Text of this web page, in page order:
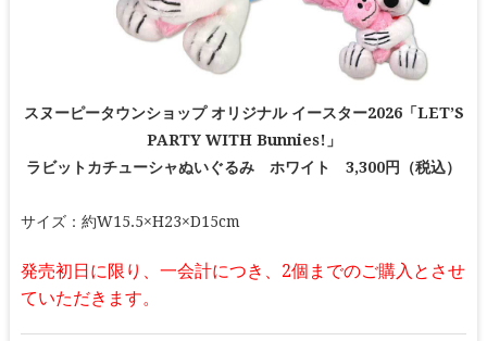
スヌーピータウンショップ オリジナル イースター2026「LET’S
PARTY WITH Bunnies!」
ラビットカチューシャぬいぐるみ ホワイト 3,300円（税込）
サイズ：約W15.5×H23×D15cm
発売初日に限り、一会計につき、2個までのご購入とさせ
ていただきます。